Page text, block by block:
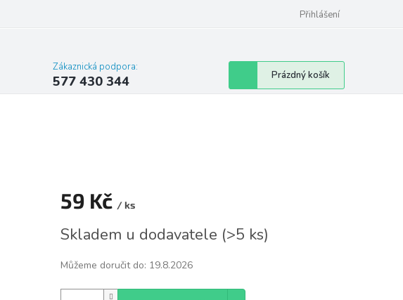
Přihlášení
Zákaznická podpora:
577 430 344
Nákupní
košík
Prázdný košík
59 Kč / ks
cena:
Skladem u dodavatele (>5 ks)
Můžeme doručit do: 19.8.2026